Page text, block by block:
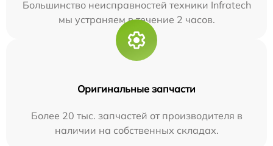
Большинство неисправностей техники Infratech
мы устраняем в течение 2 часов.
Оригинальные запчасти
Более 20 тыс. запчастей от производителя в
наличии на собственных складах.